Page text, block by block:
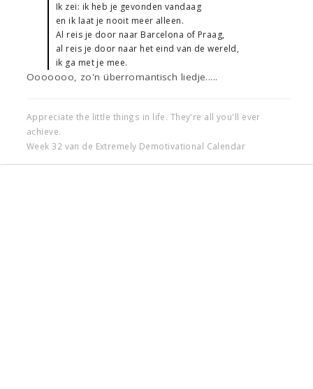
Ik zei: ik heb je gevonden vandaag
en ik laat je nooit meer alleen.
Al reis je door naar Barcelona of Praag,
al reis je door naar het eind van de wereld,
ik ga met je mee.
Ooooooo, zo'n überromantisch liedje.....
Appreciate the little things in life. They're all you'll ever
achieve.
Week 32 van de Extremely Demotivational Calendar